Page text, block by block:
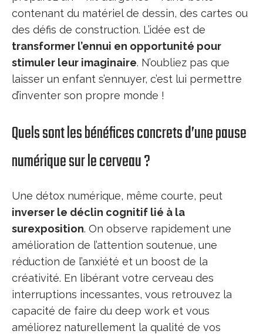
contenant du matériel de dessin, des cartes ou
des défis de construction. L’idée est de
transformer l’ennui en opportunité pour
stimuler leur imaginaire. N’oubliez pas que
laisser un enfant s’ennuyer, c’est lui permettre
d’inventer son propre monde !
Quels sont les bénéfices concrets d’une pause
numérique sur le cerveau ?
Une détox numérique, même courte, peut
inverser le déclin cognitif lié à la
surexposition. On observe rapidement une
amélioration de l’attention soutenue, une
réduction de l’anxiété et un boost de la
créativité. En libérant votre cerveau des
interruptions incessantes, vous retrouvez la
capacité de faire du deep work et vous
améliorez naturellement la qualité de vos